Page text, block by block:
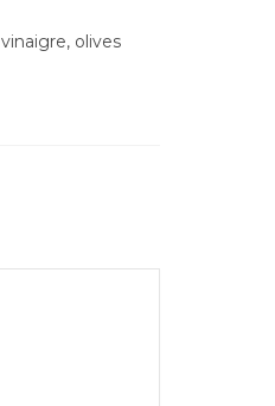
olives